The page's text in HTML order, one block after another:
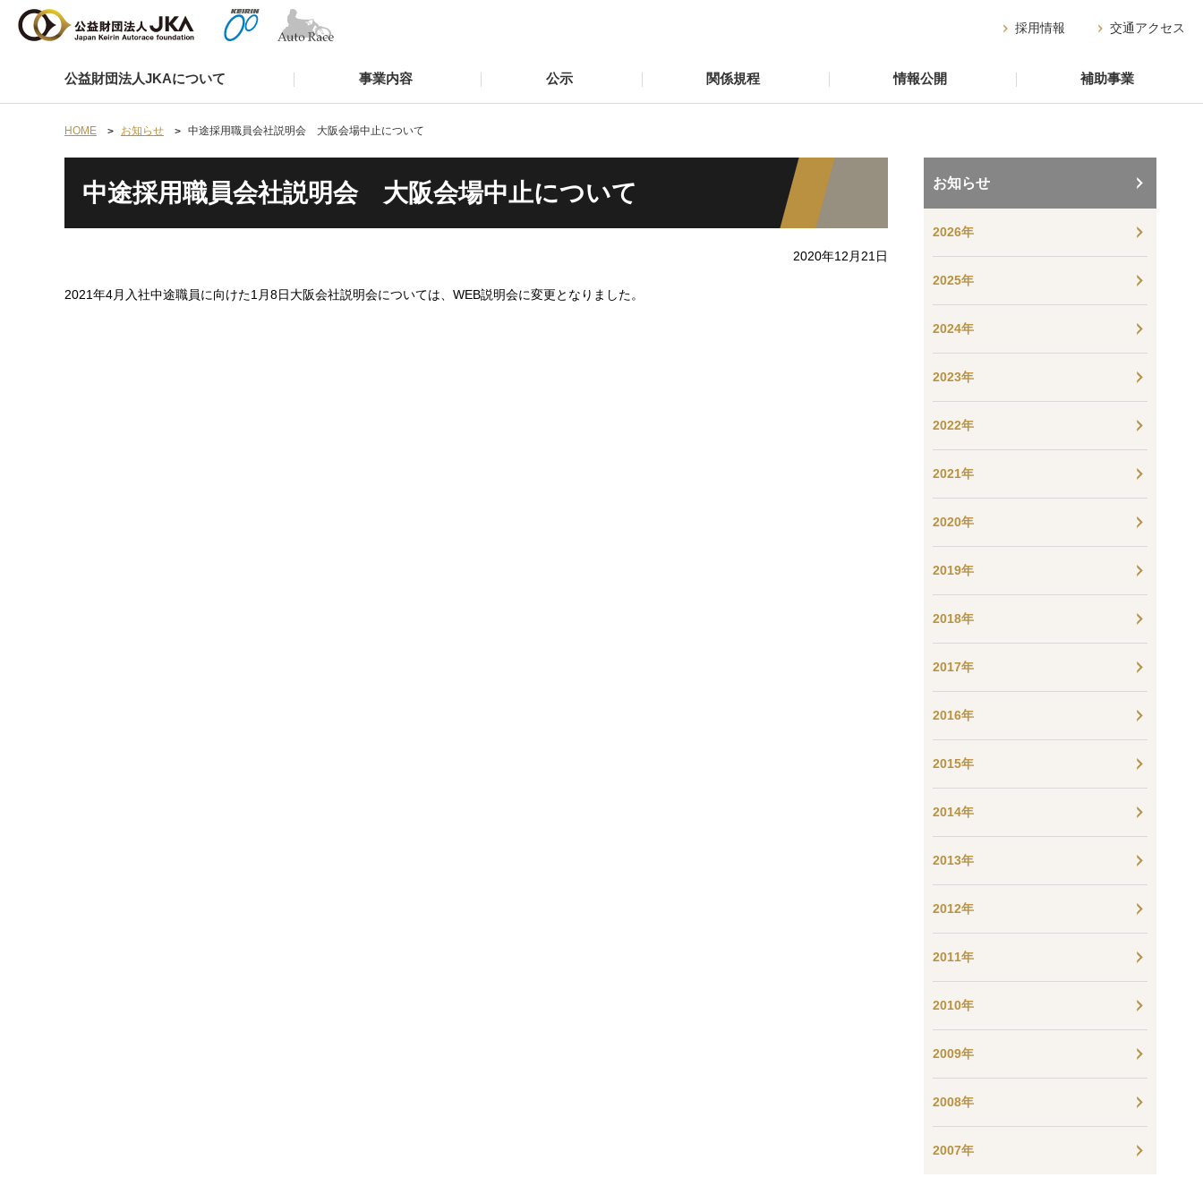
公益財団法人JKAについて 事業内容 公示 関係規程 情報公開 補助事業
採用情報 交通アクセス
HOME お知らせ 中途採用職員会社説明会 大阪会場中止について
中途採用職員会社説明会 大阪会場中止について
2020年12月21日
2021年4月入社中途職員に向けた1月8日大阪会社説明会については、WEB説明会に変更となりました。
お知らせ
2026年
2025年
2024年
2023年
2022年
2021年
2020年
2019年
2018年
2017年
2016年
2015年
2014年
2013年
2012年
2011年
2010年
2009年
2008年
2007年